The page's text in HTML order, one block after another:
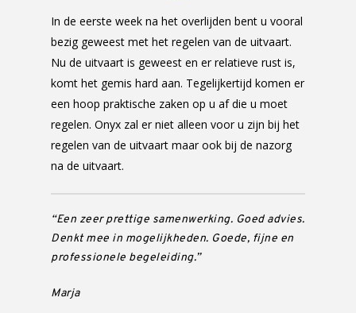
In de eerste week na het overlijden bent u vooral
bezig geweest met het regelen van de uitvaart.
Nu de uitvaart is geweest en er relatieve rust is,
komt het gemis hard aan. Tegelijkertijd komen er
een hoop praktische zaken op u af die u moet
regelen. Onyx zal er niet alleen voor u zijn bij het
regelen van de uitvaart maar ook bij de nazorg
na de uitvaart.
“Een zeer prettige samenwerking. Goed advies.
Denkt mee in mogelijkheden. Goede, fijne en
professionele begeleiding.”
Marja